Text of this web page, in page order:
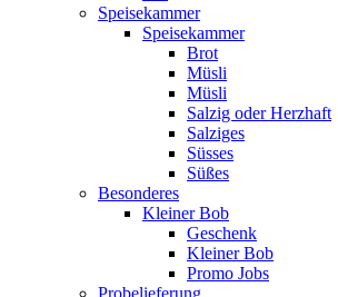
Speisekammer
Speisekammer
Brot
Müsli
Müsli
Salzig oder Herzhaft
Salziges
Süsses
Süßes
Besonderes
Kleiner Bob
Geschenk
Kleiner Bob
Promo Jobs
Probelieferung